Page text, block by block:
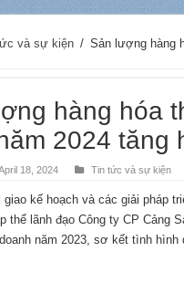
và sự kiện / Sản lượng hàng
hàng hóa
2024 tăng
18, 2024 Tin tức và sự kiện
giao kế hoạch và các giải pháp
thể lãnh đạo Công ty CP Cảng
năm 2023, sơ kết tình